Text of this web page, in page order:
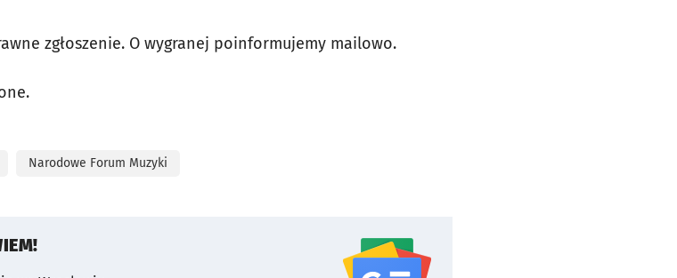
zgłoszenie. O wygranej poinformujemy mailowo.
Narodowe Forum Muzyki